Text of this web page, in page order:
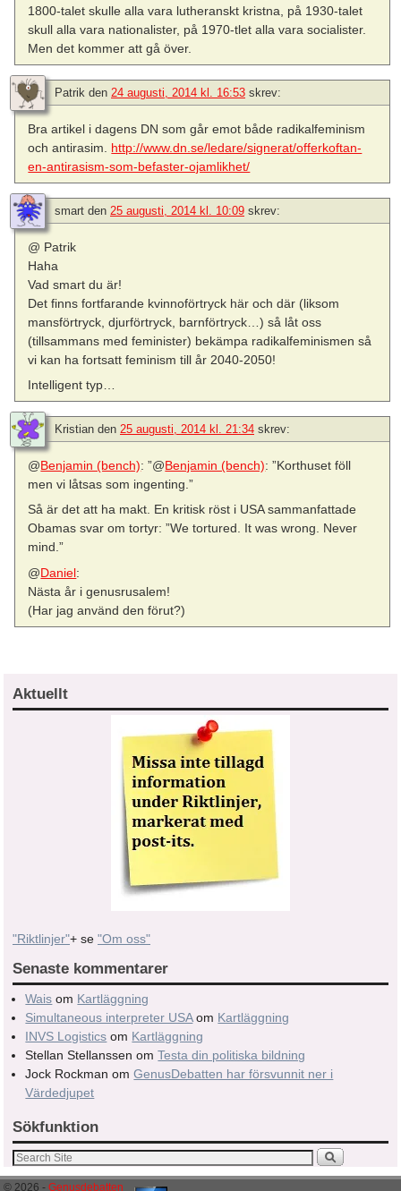
1800-talet skulle alla vara lutheranskt kristna, på 1930-talet
skull alla vara nationalister, på 1970-tlet alla vara socialister.
Men det kommer att gå över.
Patrik den 24 augusti, 2014 kl. 16:53 skrev:
Bra artikel i dagens DN som går emot både radikalfeminism
och antirasim. http://www.dn.se/ledare/signerat/offerkoftan-
en-antirasism-som-befaster-ojamlikhet/
smart den 25 augusti, 2014 kl. 10:09 skrev:
@ Patrik
Haha
Vad smart du är!
Det finns fortfarande kvinnoförtryck här och där (liksom
mansförtryck, djurförtryck, barnförtryck…) så låt oss
(tillsammans med feminister) bekämpa radikalfeminismen så
vi kan ha fortsatt feminism till år 2040-2050!
Intelligent typ…
Kristian den 25 augusti, 2014 kl. 21:34 skrev:
@Benjamin (bench): ”@Benjamin (bench): ”Korthuset föll
men vi låtsas som ingenting.”
Så är det att ha makt. En kritisk röst i USA sammanfattade
Obamas svar om tortyr: ”We tortured. It was wrong. Never
mind.”
@Daniel:
Nästa år i genusrusalem!
(Har jag använd den förut?)
Aktuellt
"Riktlinjer"+ se "Om oss"
Senaste kommentarer
Wais om Kartläggning
Simultaneous interpreter USAom Kartläggning
INVS Logistics om Kartläggning
Stellan Stellanssen omTesta din politiska bildning
Jock Rockman omGenusDebatten har försvunnit ner i
Värdedjupet
Sökfunktion
© 2026 - Genusdebatten